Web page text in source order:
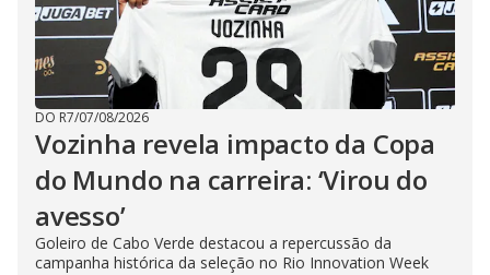
DO R7/07/08/2026
Vozinha revela impacto da Copa
do Mundo na carreira: ‘Virou do
avesso’
Goleiro de Cabo Verde destacou a repercussão da
campanha histórica da seleção no Rio Innovation Week